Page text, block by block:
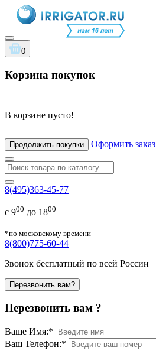
0
Корзина покупок
В корзине пусто!
Продолжить покупки Оформить заказ
8(495)363-45-77
с 900 до 1800
*по московскому времени
8(800)775-60-44
Звонок бесплатный по всей России
Перезвонить вам?
Перезвонить вам ?
Ваше Имя:*
Ваш Телефон:*